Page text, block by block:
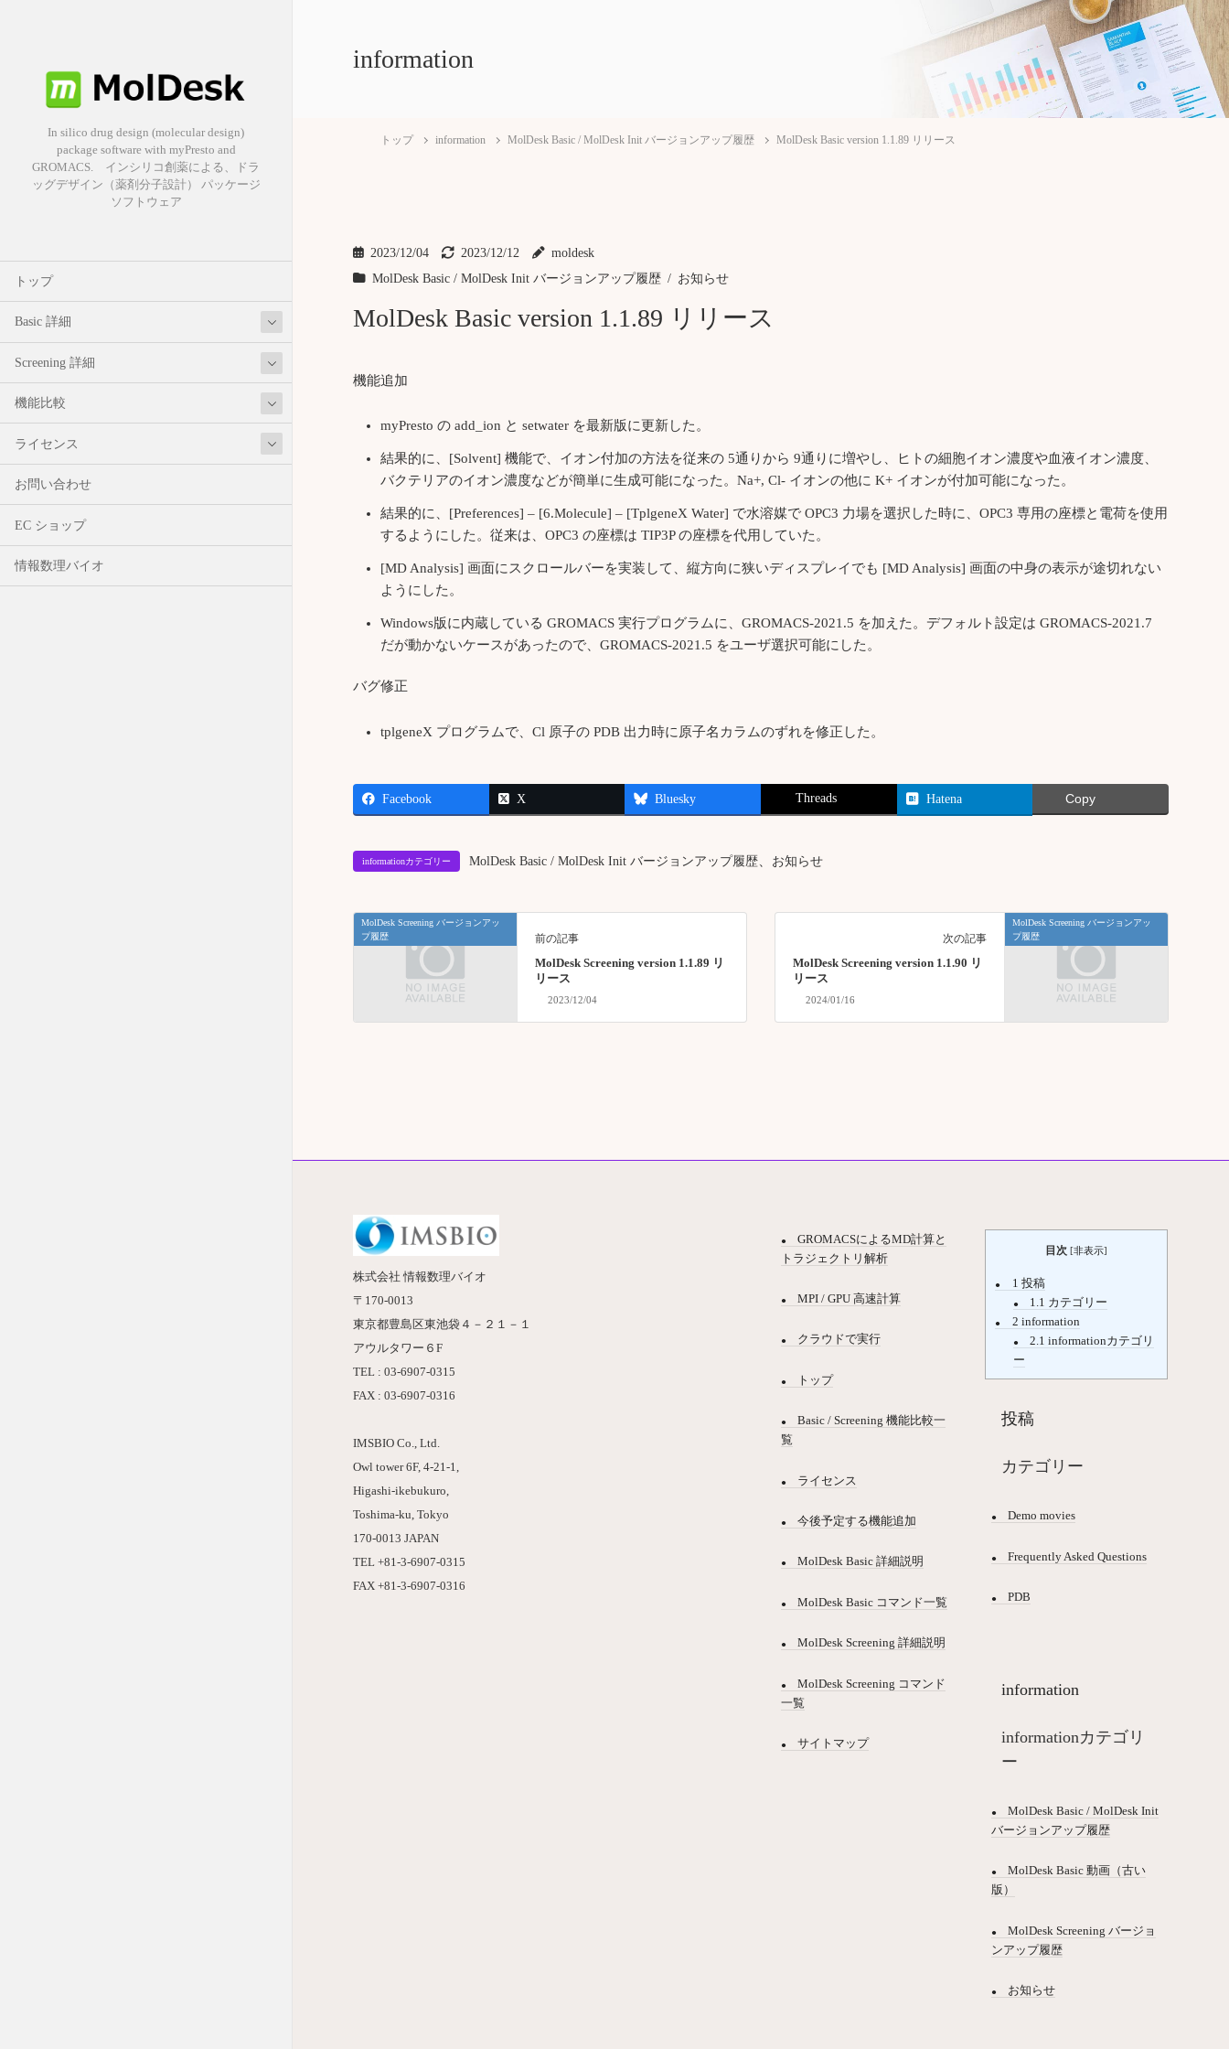
In silico drug design (molecular design)
package software with myPresto and
GROMACS. インシリコ創薬による、ドラ
ッグデザイン（薬剤分子設計） パッケージ
ソフトウェア
トップ
Basic 詳細
Screening 詳細
機能比較
ライセンス
お問い合わせ
EC ショップ
情報数理バイオ
information
トップ information MolDesk Basic / MolDesk Init バージョンアップ履歴 MolDesk Basic version 1.1.89 リリース
2023/12/04 2023/12/12
moldesk
MolDesk Basic / MolDesk Init バージョンアップ履歴
お知らせ
MolDesk Basic version 1.1.89 リリース
機能追加
myPresto の add_ion と setwater を最新版に更新した。
結果的に、[Solvent] 機能で、イオン付加の方法を従来の 5通りから 9通りに増やし、ヒトの細胞イオン濃度や血液イオン濃度、
バクテリアのイオン濃度などが簡単に生成可能になった。Na+, Cl- イオンの他に K+ イオンが付加可能になった。
結果的に、[Preferences] – [6.Molecule] – [TplgeneX Water] で水溶媒で OPC3 力場を選択した時に、OPC3 専用の座標と電荷を使用
するようにした。従来は、OPC3 の座標は TIP3P の座標を代用していた。
[MD Analysis] 画面にスクロールバーを実装して、縦方向に狭いディスプレイでも [MD Analysis] 画面の中身の表示が途切れない
ようにした。
Windows版に内蔵している GROMACS 実行プログラムに、GROMACS-2021.5 を加えた。デフォルト設定は GROMACS-2021.7
だが動かないケースがあったので、GROMACS-2021.5 をユーザ選択可能にした。
バグ修正
tplgeneX プログラムで、Cl 原子の PDB 出力時に原子名カラムのずれを修正した。
Facebook X Bluesky Threads Hatena Copy
informationカテゴリー MolDesk Basic / MolDesk Init バージョンアップ履歴 お知らせ
MolDesk Screening バージョンアッ
プ履歴
前の記事
MolDesk Screening version 1.1.89 リ
リース
2023/12/04
MolDesk Screening バージョンアッ
プ履歴
次の記事
MolDesk Screening version 1.1.90 リ
リース
2024/01/16
株式会社 情報数理バイオ
〒170-0013
東京都豊島区東池袋４－２１－１
アウルタワー６F
TEL : 03-6907-0315
FAX : 03-6907-0316
IMSBIO Co., Ltd.
Owl tower 6F, 4-21-1,
Higashi-ikebukuro,
Toshima-ku, Tokyo
170-0013 JAPAN
TEL +81-3-6907-0315
FAX +81-3-6907-0316
GROMACSによるMD計算と
トラジェクトリ解析
MPI / GPU 高速計算
クラウドで実行
トップ
Basic / Screening 機能比較一
覧
ライセンス
今後予定する機能追加
MolDesk Basic 詳細説明
MolDesk Basic コマンド一覧
MolDesk Screening 詳細説明
MolDesk Screening コマンド
一覧
サイトマップ
目次 [非表示]
1 投稿
1.1 カテゴリー
2 information
2.1 informationカテゴリ
ー
投稿
カテゴリー
Demo movies
Frequently Asked Questions
PDB
information
informationカテゴリ
ー
MolDesk Basic / MolDesk Init
バージョンアップ履歴
MolDesk Basic 動画（古い
版）
MolDesk Screening バージョ
ンアップ履歴
お知らせ